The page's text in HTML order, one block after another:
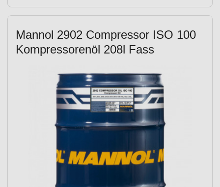
Mannol 2902 Compressor ISO 100
Kompressorenöl 208l Fass